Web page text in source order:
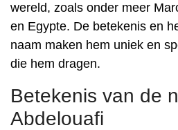
wereld, zoals onder meer
en Egypte. De betekenis en
naam maken hem uniek en
die hem dragen.
Betekenis van de
Abdelouafi